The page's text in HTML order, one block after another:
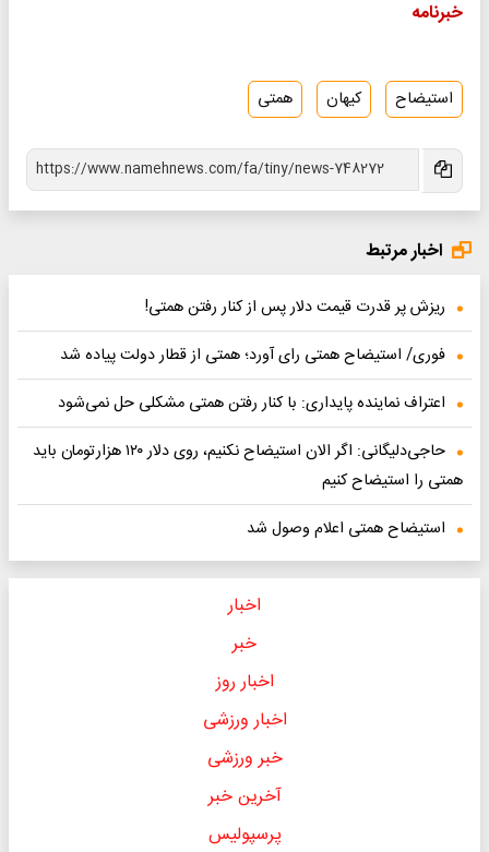
خبرنامه
استیضاح کیهان همتی
اخبار مرتبط
ریزش پر قدرت قیمت دلار پس از کنار رفتن همتی!
فوری/ استیضاح همتی رای آورد؛ همتی از قطار دولت پیاده شد
اعتراف نماینده پایداری: با کنار رفتن همتی مشکلی حل نمی‌شود
حاجی‌دلیگانی: اگر الان استیضاح نکنیم، روی دلار ۱۲۰ هزارتومان باید
همتی را استیضاح کنیم
استیضاح همتی اعلام وصول شد
اخبار
خبر
اخبار روز
اخبار ورزشی
خبر ورزشی
آخرین خبر
پرسپولیس